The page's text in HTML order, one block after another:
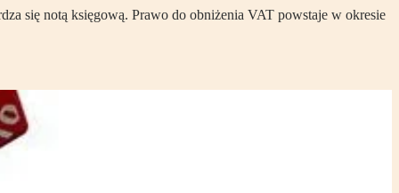
się notą księgową. Prawo do obniżenia VAT powstaje w okresie